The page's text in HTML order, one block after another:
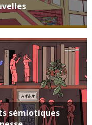
sémiotiques